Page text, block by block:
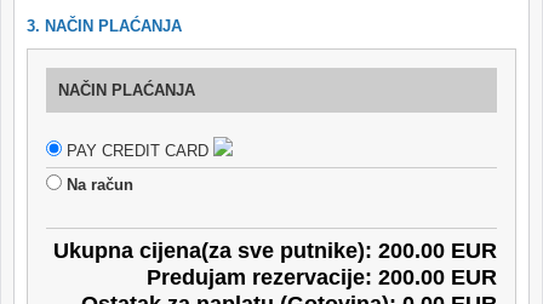
3. NAČIN PLAĆANJA
NAČIN PLAĆANJA
PAY CREDIT CARD
Na račun
Ukupna cijena(za sve putnike): 200.00 EUR
Predujam rezervacije: 200.00 EUR